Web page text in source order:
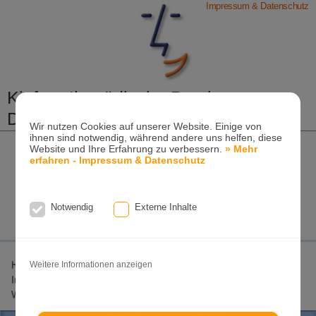
Wir nutzen Cookies auf unserer Website. Einige von
ihnen sind notwendig, während andere uns helfen, diese
Website und Ihre Erfahrung zu verbessern.» Mehr
erfahren - Impressum & Datenschutz
Notwendig Externe Inhalte
Weitere Informationen anzeigen
Impressum & Datenschutz
Kieferorthopädische Praxis
Dr. Konik & Kollegen
Zahn- und Kieferregulierungen für Kinder und
Erwachsene
Tel. +49(0)7151-96 94 0-0· www.konik.de
Home Lageplan Invisalign-Experte
Invisalign-Teen
Weitere Seiten